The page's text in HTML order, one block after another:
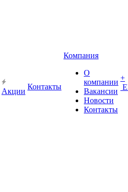
Акции
Контакты
Компания
О
компании
Вакансии
Новости
Контакты
+